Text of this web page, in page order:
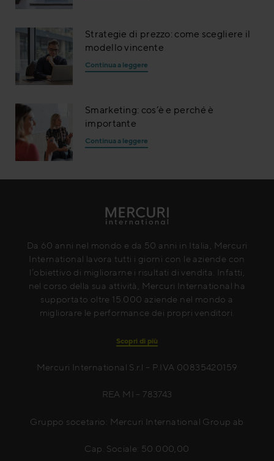
Strategie di prezzo: come scegliere il
modello vincente
Continua a leggere
Smarketing: cos’è e perché è
importante
Continua a leggere
Da 60 anni nel mondo e da 50 anni in Italia, Mercuri
International lavora tutti i giorni con le aziende con
l’obiettivo di migliorarne i risultati di vendita. Infatti,
nel corso della sua attività, Mercuri International ha
supportato oltre 15.000 aziende nel mondo a
migliorare le performance dei propri venditori.
Scopri di più
Mercuri International S.r.l – P.IVA 00835420159
REA MI – 783743
Gruppo socetario: Mercuri International Group ab
Cap. Sociale: 50.000,00